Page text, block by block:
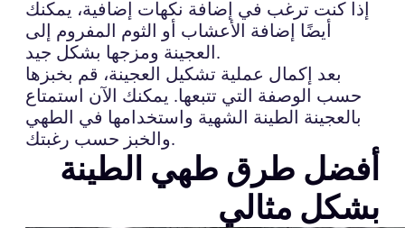
إذا كنت ترغب في إضافة نكهات إضافية، يمكنك
أيضًا إضافة الأعشاب أو الثوم المفروم إلى
العجينة ومزجها بشكل جيد.
بعد إكمال عملية تشكيل العجينة، قم بخبزها
حسب الوصفة التي تتبعها. يمكنك الآن استمتاع
بالعجينة الطينة الشهية واستخدامها في الطهي
والخبز حسب رغبتك.
أفضل طرق طهي الطينة
بشكل مثالي